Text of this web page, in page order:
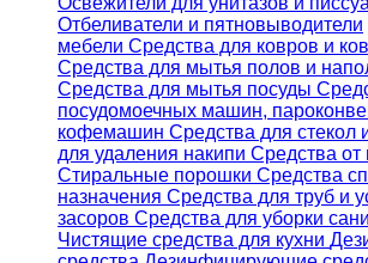
Отбеливатели и пятновыводители
мебели Средства для ковров и
Средства для мытья полов и
Средства для мытья посуды
посудомоечных машин,
кофемашин Средства для стекол
для удаления накипи Средства от
Стиральные порошки Cредства
назначения Средства для труб и
засоров Средства для уборки
Чистящие средства для кухни